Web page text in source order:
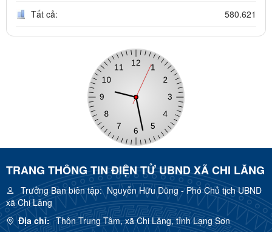
Tất cả: 580.621
TRANG THÔNG TIN ĐIỆN TỬ UBND XÃ CHI LĂNG
Trưởng Ban biên tập:Nguyễn Hữu Dũng - Phó Chủ tịch UBND
xã Chi Lăng
Địa chỉ: Thôn Trung Tâm, xã Chi Lăng, tỉnh Lạng Sơn